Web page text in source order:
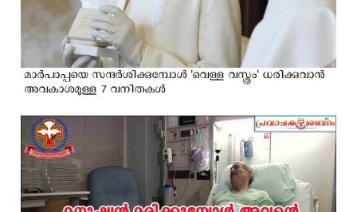
മാര്‍പാപ്പയെ സന്ദര്‍ശിക്കുമ്പോള്‍ 'വെള്ള വസ്ത്രം' ധരിക്കുവാന്‍
അവകാശമുള്ള 7 വനിതകള്‍